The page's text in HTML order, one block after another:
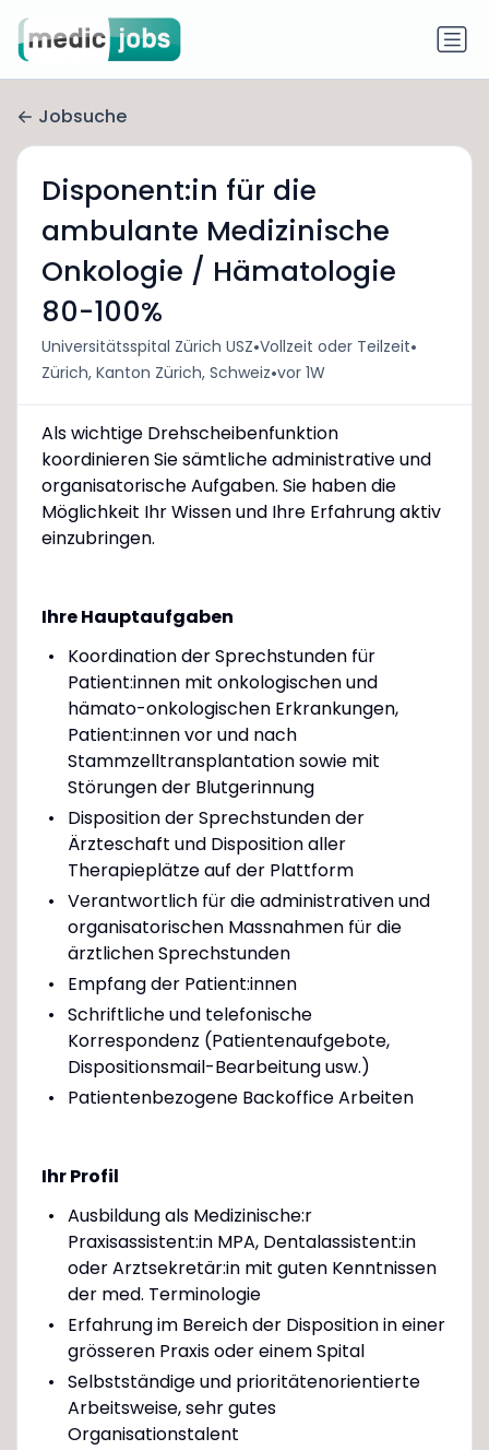
Jobsuche
Disponent:in für die
ambulante Medizinische
Onkologie / Hämatologie
80-100%
Universitätsspital Zürich USZ•Vollzeit oder Teilzeit•
Zürich, Kanton Zürich, Schweiz•vor 1W
Als wichtige Drehscheibenfunktion
koordinieren Sie sämtliche administrative und
organisatorische Aufgaben. Sie haben die
Möglichkeit Ihr Wissen und Ihre Erfahrung aktiv
einzubringen.
Ihre Hauptaufgaben
Koordination der Sprechstunden für
Patient:innen mit onkologischen und
hämato-onkologischen Erkrankungen,
Patient:innen vor und nach
Stammzelltransplantation sowie mit
Störungen der Blutgerinnung
Disposition der Sprechstunden der
Ärzteschaft und Disposition aller
Therapieplätze auf der Plattform
Verantwortlich für die administrativen und
organisatorischen Massnahmen für die
ärztlichen Sprechstunden
Empfang der Patient:innen
Schriftliche und telefonische
Korrespondenz (Patientenaufgebote,
Dispositionsmail-Bearbeitung usw.)
Patientenbezogene Backoffice Arbeiten
Ihr Profil
Ausbildung als Medizinische:r
Praxisassistent:in MPA, Dentalassistent:in
oder Arztsekretär:in mit guten Kenntnissen
der med. Terminologie
Erfahrung im Bereich der Disposition in einer
grösseren Praxis oder einem Spital
Selbstständige und prioritätenorientierte
Arbeitsweise, sehr gutes
Organisationstalent